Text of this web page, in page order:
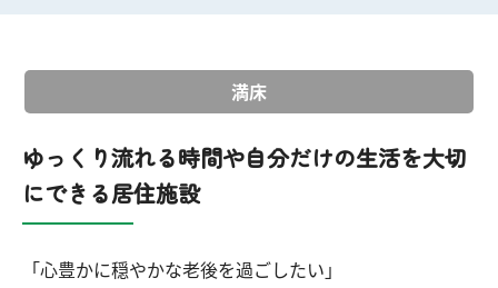
満床
ゆっくり流れる時間や自分だけの生活を大切
にできる居住施設
「心豊かに穏やかな老後を過ごしたい」